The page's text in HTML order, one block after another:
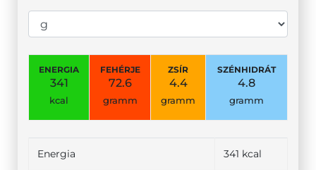
ENERGIA
341
kcal
FEHÉRJE
72.6
gramm
ZSÍR
4.4
gramm
SZÉNHIDRÁT
4.8
gramm
Energia 341 kcal